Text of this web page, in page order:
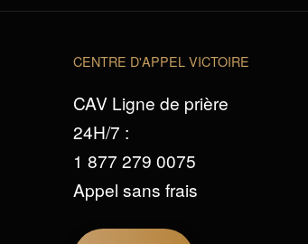
CENTRE D'APPEL VICTOIRE
CAV Ligne de prière
24H/7 :
1 877 279 0075
Appel sans frais